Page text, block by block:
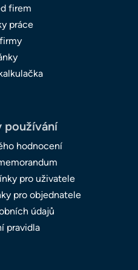
firem
práce
používání
hodnocení
pro uživatele
pro objednatele
údajů
pravidla